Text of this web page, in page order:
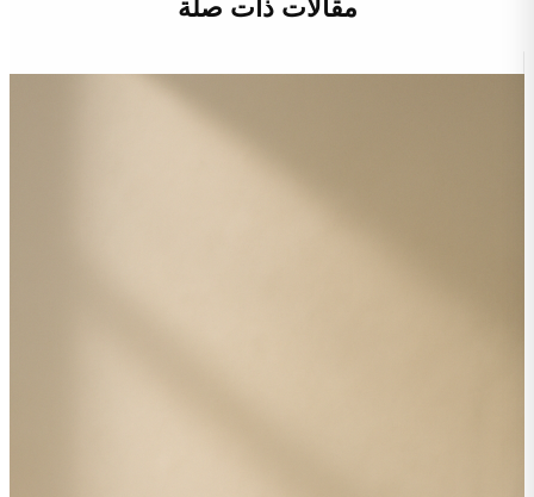
مقالات ذات صلة